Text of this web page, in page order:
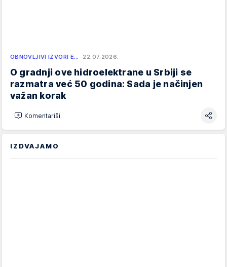
OBNOVLJIVI IZVORI E… 22.07.2026.
O gradnji ove hidroelektrane u Srbiji se
razmatra već 50 godina: Sada je načinjen
važan korak
Komentariši
IZDVAJAMO